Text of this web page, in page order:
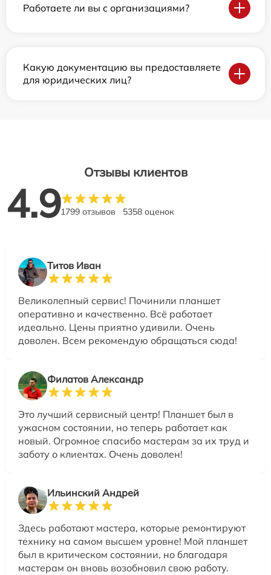
Работаете ли вы с организациями?
Какую документацию вы предоставляете
для юридических лиц?
Отзывы клиентов
4.91799 отзывов 5358 оценок
Титов Иван
Великолепный сервис! Починили планшет
оперативно и качественно. Всё работает
идеально. Цены приятно удивили. Очень
доволен. Всем рекомендую обращаться сюда!
Филатов Александр
Это лучший сервисный центр! Планшет был в
ужасном состоянии, но теперь работает как
новый. Огромное спасибо мастерам за их труд и
заботу о клиентах. Очень доволен!
Ильинский Андрей
Здесь работают мастера, которые ремонтируют
технику на самом высшем уровне! Мой планшет
был в критическом состоянии, но благодаря
мастерам он вновь возобновил свою работу.